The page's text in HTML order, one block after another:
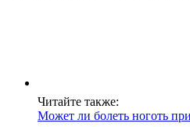
Читайте также:
Может ли болеть ноготь